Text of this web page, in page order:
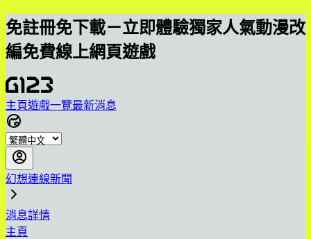
免註冊免下載－立即體驗獨家人氣動漫改
編免費線上網頁遊戲
主頁遊戲一覽最新消息
幻想連線新聞
消息詳情
主頁